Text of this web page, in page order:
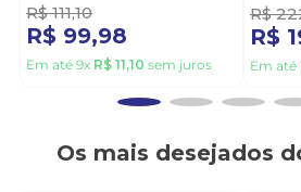
R$ 111,10
R$ 99,98
Em até 9x R$ 11,10 sem juros
R$
R$
Em até
Os mais desejados